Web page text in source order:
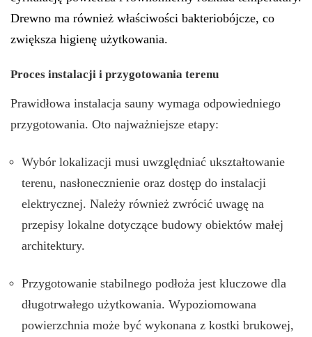
Drewno ma również właściwości bakteriobójcze, co
zwiększa higienę użytkowania.
Proces instalacji i przygotowania terenu
Prawidłowa instalacja sauny wymaga odpowiedniego
przygotowania. Oto najważniejsze etapy:
Wybór lokalizacji musi uwzględniać ukształtowanie
terenu, nasłonecznienie oraz dostęp do instalacji
elektrycznej. Należy również zwrócić uwagę na
przepisy lokalne dotyczące budowy obiektów małej
architektury.
Przygotowanie stabilnego podłoża jest kluczowe dla
długotrwałego użytkowania. Wypoziomowana
powierzchnia może być wykonana z kostki brukowej,